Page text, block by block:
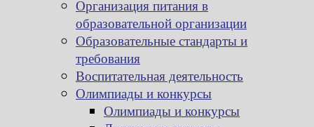
Организация питания в
образовательной организации
Образовательные стандарты и
требования
Воспитательная деятельность
Олимпиады и конкурсы
Олимпиады и конкурсы